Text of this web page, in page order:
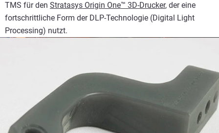
TMS für den Stratasys Origin One™ 3D-Drucker, der eine
fortschrittliche Form der DLP-Technologie (Digital Light
Processing) nutzt.